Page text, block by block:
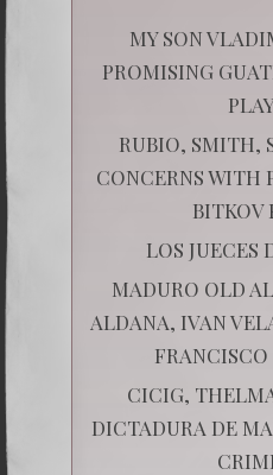
MY SON
PROMISING
RUBIO, SMITH,
CONCERNS WITH
BITKOV
LOS JUECES
MADURO OLD
ALDANA, IVAN
CICIG,
DICTADURA DE